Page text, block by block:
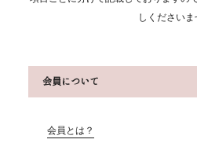
しくださいま
会員について
会員とは？